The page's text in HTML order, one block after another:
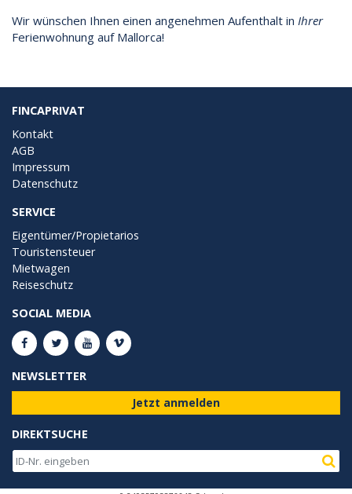
Wir wünschen Ihnen einen angenehmen Aufenthalt in Ihrer
Ferienwohnung auf Mallorca!
FINCAPRIVAT
Kontakt
AGB
Impressum
Datenschutz
SERVICE
Eigentümer/Propietarios
Touristensteuer
Mietwagen
Reiseschutz
SOCIAL MEDIA
NEWSLETTER
Jetzt anmelden
DIREKTSUCHE